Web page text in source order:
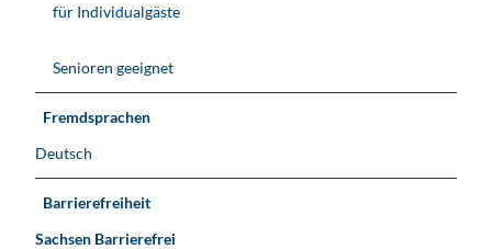
für Individualgäste
Senioren geeignet
Fremdsprachen
Deutsch
Barrierefreiheit
Sachsen Barrierefrei